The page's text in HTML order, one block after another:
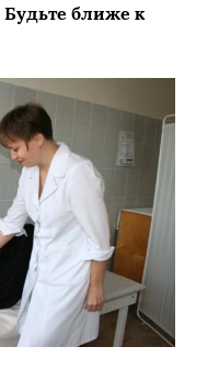
Будьте ближе к